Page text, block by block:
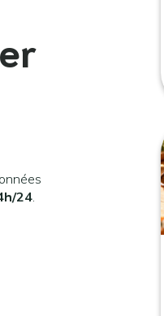
24.